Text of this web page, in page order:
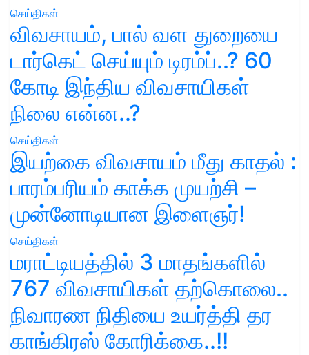
செய்திகள்
விவசாயம், பால் வள துறையை
டார்கெட் செய்யும் டிரம்ப்..? 60
கோடி இந்திய விவசாயிகள்
நிலை என்ன..?
செய்திகள்
இயற்கை விவசாயம் மீது காதல் :
பாரம்பரியம் காக்க முயற்சி –
முன்னோடியான இளைஞர்!
செய்திகள்
மராட்டியத்தில் 3 மாதங்களில்
767 விவசாயிகள் தற்கொலை..
நிவாரண நிதியை உயர்த்தி தர
காங்கிரஸ் கோரிக்கை..!!